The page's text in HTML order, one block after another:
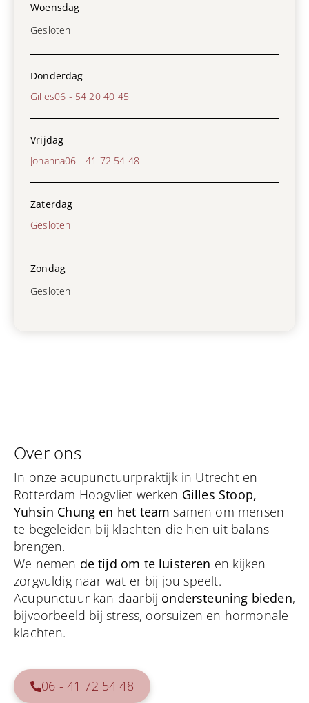
Woensdag
Gesloten
Donderdag
Gilles06 - 54 20 40 45
Vrijdag
Johanna06 - 41 72 54 48
Zaterdag
Gesloten
Zondag
Gesloten
Over ons
In onze acupunctuurpraktijk in Utrecht en
Rotterdam Hoogvliet werken Gilles Stoop,
Yuhsin Chung en het team samen om mensen
te begeleiden bij klachten die hen uit balans
brengen.
We nemen de tijd om te luisteren en kijken
zorgvuldig naar wat er bij jou speelt.
Acupunctuur kan daarbij ondersteuning bieden,
bijvoorbeeld bij stress, oorsuizen en hormonale
klachten.
06 - 41 72 54 48